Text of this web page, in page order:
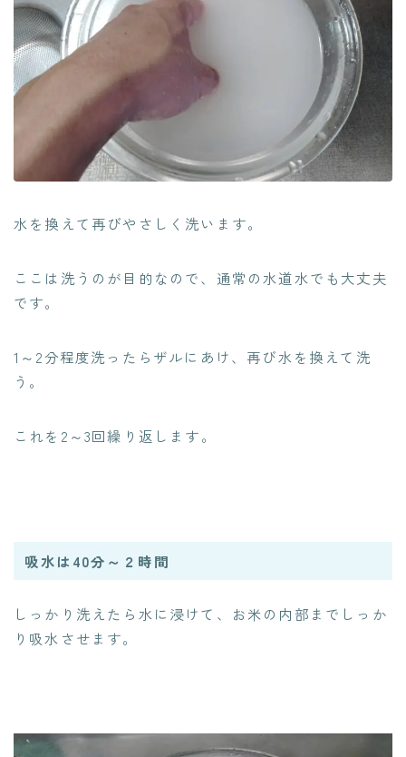
水を換えて再びやさしく洗います。
ここは洗うのが目的なので、 通常の水道水でも大丈夫
です。
1～2分程度洗ったらザルにあけ、再び水を換えて洗
う。
これを2～3回繰り返します。
吸水は40分～２時間
しっかり洗えたら水に浸けて、お米の内部までしっか
り吸水させます。